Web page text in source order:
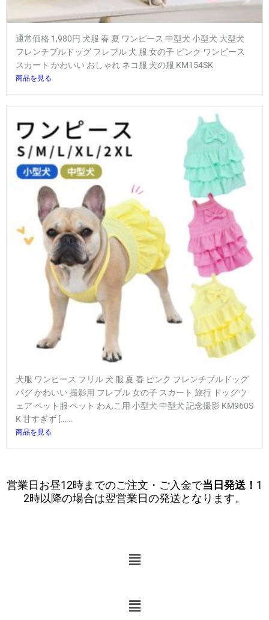
通常価格 1,980円 犬服 春 夏 ワンピース 中型犬 小型犬 大型犬
フレンチブルドッグ フレブル 犬 服 女の子 ピンク ワンピース
スカート かわいい おしゃれ ネコ服 犬の服 KM154SK
商品を見る
犬服 ワンピース フリル 犬 服 夏 春 ピンク フレンチブルドッグ
パグ かわいい 撮影用 フレブル 女の子 スカート 旅行 ドッグウ
ェア ペット服 ペット わんこ用 小型犬 中型犬 記念撮影 KM960S
K 甘すぎず […...
商品を見る
営業日お昼12時までのご注文・ご入金で当日発送！ 1
2時以降の場合は翌営業日の発送となります。
メ
ニ
メ
ニ